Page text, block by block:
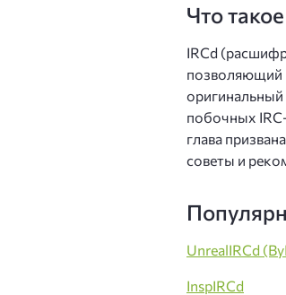
Что
IRCd
позволяющий
оригинальный
побочных
глава
советы и
UnrealIRCd
InspIRCd